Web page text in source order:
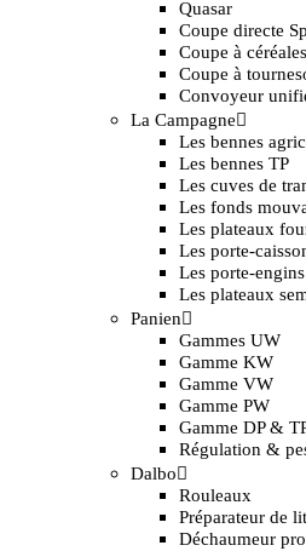
Quasar
Coupe directe
Coupe à
Coupe à
Convoyeur
La Campagne
Les bennes
Les bennes TP
Les cuves de
Les fonds
Les plateaux
Les porte-
Les porte-engins
Les plateaux
Panien
Gammes UW
Gamme KW
Gamme VW
Gamme PW
Gamme DP &
Régulation &
Dalbo
Rouleaux
Préparateur de
Déchaumeur